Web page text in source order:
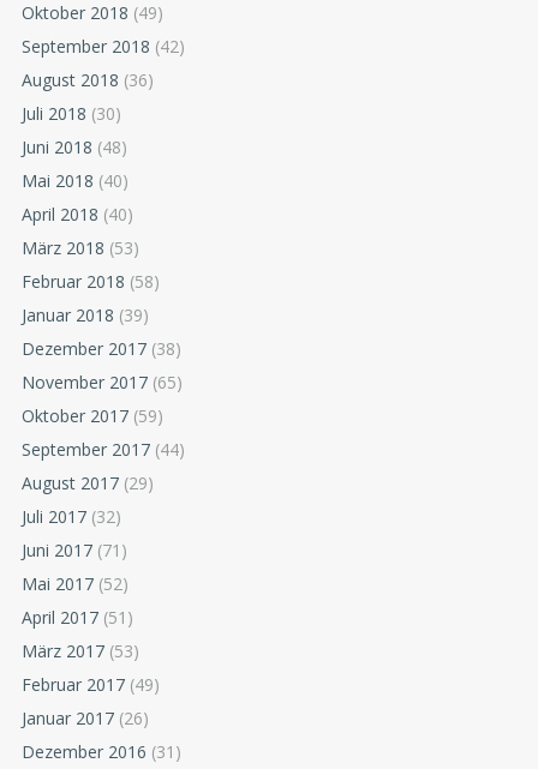
Oktober 2018 (49)
September 2018 (42)
August 2018 (36)
Juli 2018 (30)
Juni 2018 (48)
Mai 2018 (40)
April 2018 (40)
März 2018 (53)
Februar 2018 (58)
Januar 2018 (39)
Dezember 2017 (38)
November 2017 (65)
Oktober 2017 (59)
September 2017 (44)
August 2017 (29)
Juli 2017 (32)
Juni 2017 (71)
Mai 2017 (52)
April 2017 (51)
März 2017 (53)
Februar 2017 (49)
Januar 2017 (26)
Dezember 2016 (31)